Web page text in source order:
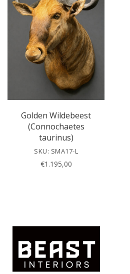
v
e
h
i
s
e
l
d
e
Golden Wildebeest
(Connochaetes
taurinus)
SKU: SMA17-L
€1.195,00